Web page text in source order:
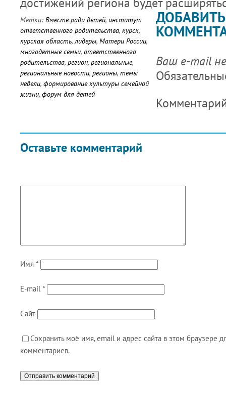
Метки: Вместе ради детей, институт
ответственного родительства, курск,
курская область,лидеры, Матери России,
многодетные семьи, ответственного
родительства, регион, региональные,
региональные новости, регионы, темы
недели, формирование культуры семейной
жизни, форум для детей
Оставьте комментарий
ДОБАВИТЬ
Ваш e-mail
Имя *
E-mail *
Сайт
Сохранить моё имя, email и адрес сайта в этом браузере
комментариев.